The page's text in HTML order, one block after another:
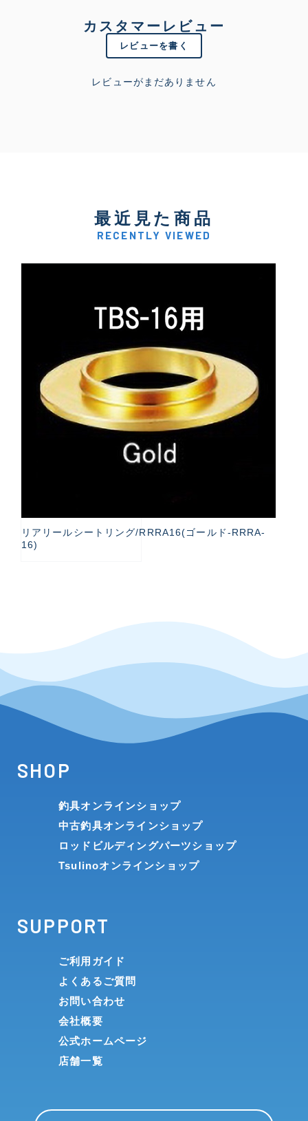
カスタマーレビュー
レビューを書く
レビューがまだありません
最近見た商品
RECENTLY VIEWED
リアリールシートリング/RRRA16(ゴールド-RRRA-
16)
SHOP
釣具オンラインショップ
中古釣具オンラインショップ
ロッドビルディングパーツショップ
Tsulinoオンラインショップ
SUPPORT
ご利用ガイド
よくあるご質問
お問い合わせ
会社概要
公式ホームページ
店舗一覧